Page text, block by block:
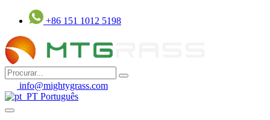
para
conteúdo
+86 151 1012 5198
info@mightygrass.com
Português